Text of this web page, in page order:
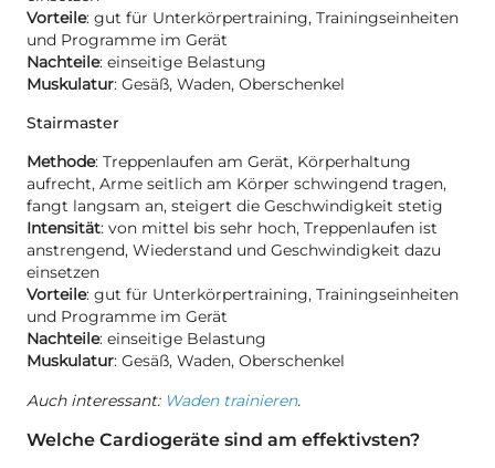
Vorteile: gut für Unterkörpertraining, Trainingseinheiten
und Programme im Gerät
Nachteile: einseitige Belastung
Muskulatur: Gesäß, Waden, Oberschenkel
Stairmaster
Methode: Treppenlaufen am Gerät, Körperhaltung
aufrecht, Arme seitlich am Körper schwingend tragen,
fangt langsam an, steigert die Geschwindigkeit stetig
Intensität: von mittel bis sehr hoch, Treppenlaufen ist
anstrengend, Wiederstand und Geschwindigkeit dazu
einsetzen
Vorteile: gut für Unterkörpertraining, Trainingseinheiten
und Programme im Gerät
Nachteile: einseitige Belastung
Muskulatur: Gesäß, Waden, Oberschenkel
Auch interessant: Waden trainieren.
Welche Cardiogeräte sind am effektivsten?